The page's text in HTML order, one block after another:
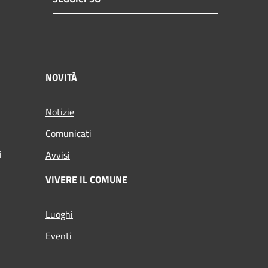
NOVITÀ
Notizie
Comunicati
Avvisi
VIVERE IL COMUNE
Luoghi
Eventi